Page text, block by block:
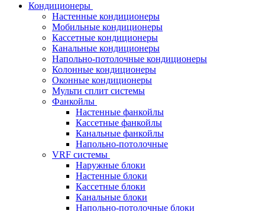
Кондиционеры
Настенные кондиционеры
Мобильные кондиционеры
Кассетные кондиционеры
Канальные кондиционеры
Напольно-потолочные кондиционеры
Колонные кондиционеры
Оконные кондиционеры
Мульти сплит системы
Фанкойлы
Настенные фанкойлы
Кассетные фанкойлы
Канальные фанкойлы
Напольно-потолочные
VRF системы
Наружные блоки
Настенные блоки
Кассетные блоки
Канальные блоки
Напольно-потолочные блоки